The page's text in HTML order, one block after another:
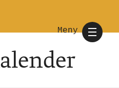
Meny